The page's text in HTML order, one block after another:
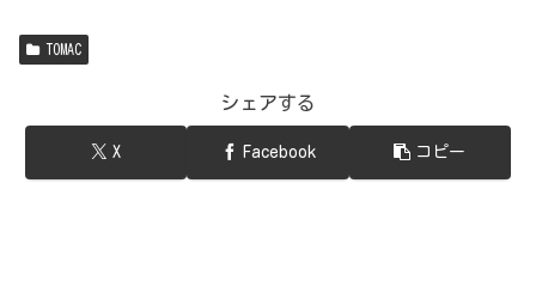
TOMAC
シェアする
X Facebook コピー